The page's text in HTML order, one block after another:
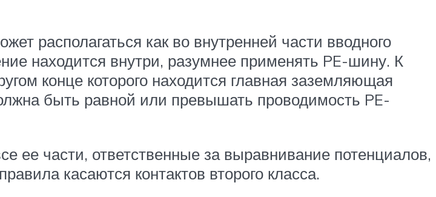
располагаться как во внутренней части вводного
находится внутри, разумнее применять PE-шину. К
конце которого находится главная заземляющая
быть равной или превышать проводимость PE-
части, ответственные за выравнивание потенциалов,
касаются контактов второго класса.